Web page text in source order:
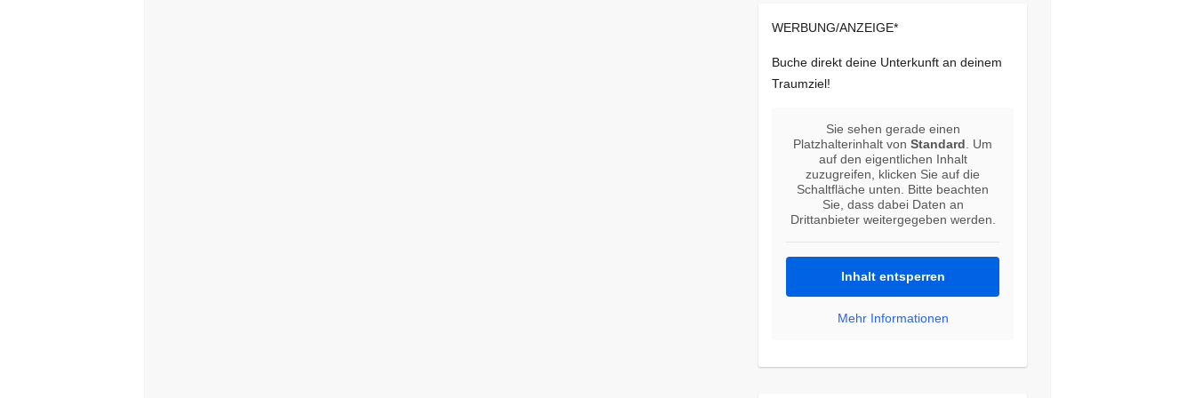
WERBUNG/ANZEIGE*
Buche direkt deine Unterkunft an deinem
Traumziel!
Sie sehen gerade einen
Platzhalterinhalt vonStandard . Um
auf den eigentlichen Inhalt
zuzugreifen, klicken Sie auf die
Schaltfläche unten. Bitte beachten
Sie, dass dabei Daten an
Drittanbieter weitergegeben werden.
Inhalt entsperren
Mehr Informationen